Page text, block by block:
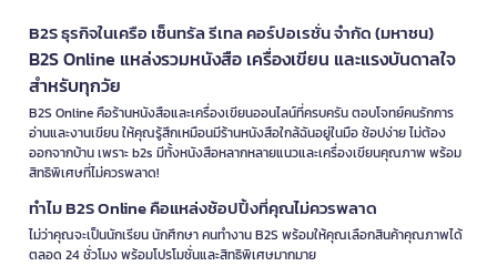
B2S ธุรกิจในเครือ เซ็นทรัล รีเทล คอร์ปอเรชั่น จำกัด (มหาชน)
B2S Online แหล่งรวมหนังสือ เครื่องเขียน และแรงบันดาลใจ
สำหรับทุกวัย
B2S Online คือร้านหนังสือและเครื่องเขียนออนไลน์ที่ครบครัน ตอบโจทย์คนรักการ
อ่านและงานเขียน ให้คุณรู้สึกเหมือนมีร้านหนังสือใกล้ฉันอยู่ในมือ ช้อปง่าย ไม่ต้อง
ออกจากบ้าน เพราะ b2s มีทั้งหนังสือหลากหลายแนวและเครื่องเขียนคุณภาพ พร้อม
สิทธิพิเศษที่ไม่ควรพลาด!
ทำไม B2S Online คือแหล่งช้อปปิ้งที่คุณไม่ควรพลาด
ไม่ว่าคุณจะเป็นนักเรียน นักศึกษา คนทำงาน B2S พร้อมให้คุณเลือกสินค้าคุณภาพได้
ตลอด 24 ชั่วโมง พร้อมโปรโมชั่นและสิทธิพิเศษมากมาย